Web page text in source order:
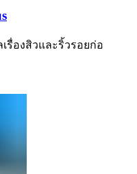
รื่องสิวและริ้วรอยก่อ